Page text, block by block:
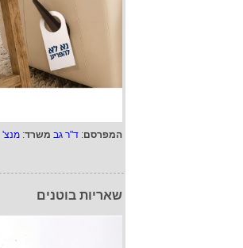
המפרסם: ד"ר גב משרד: מנצ'
שאריות בוטנים